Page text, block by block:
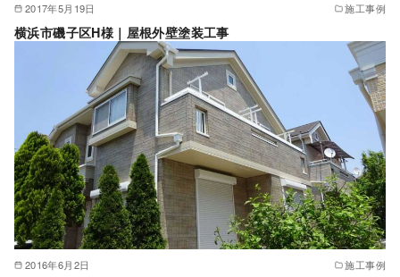
2017年5月19日 施工事例
横浜市磯子区H様｜屋根外壁塗装工事
2016年6月2日 施工事例